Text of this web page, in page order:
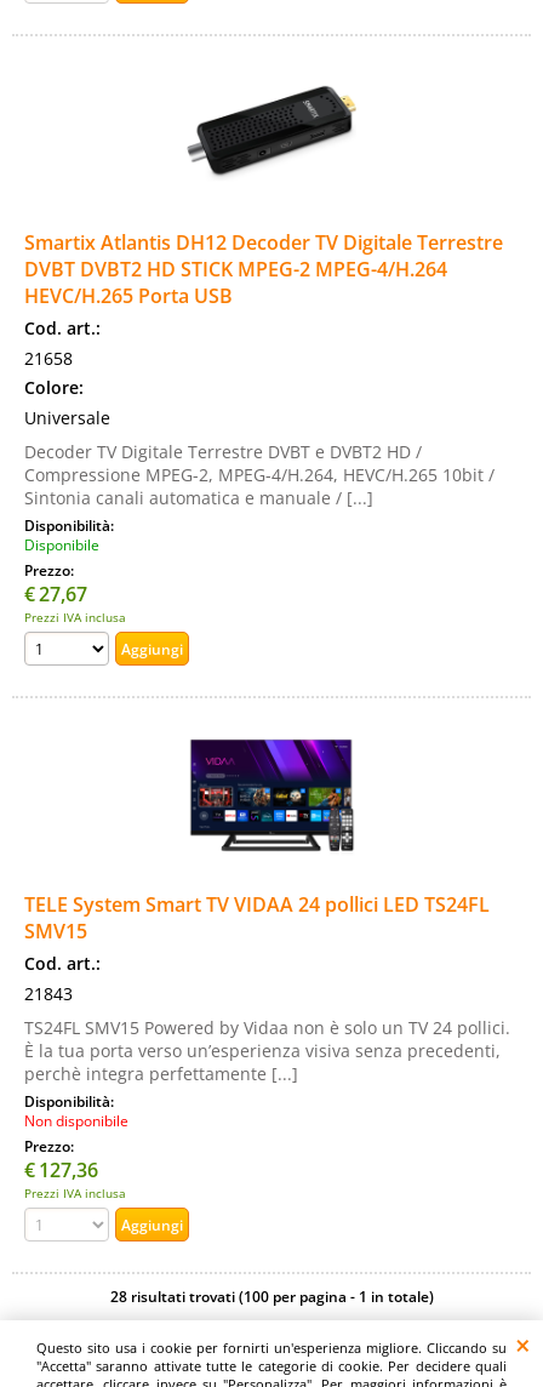
Questo sito usa i cookie per fornirti un'esperienza migliore. Cliccando su
"Accetta" saranno attivate tutte le categorie di cookie. Per decidere quali
Smartix Atlantis DH12 Decoder TV Digitale Terrestre
DVBT DVBT2 HD STICK MPEG-2 MPEG-4/H.264
HEVC/H.265 Porta USB
Cod. art.:
21658
Colore:
Universale
Decoder TV Digitale Terrestre DVBT e DVBT2 HD /
Compressione MPEG-2, MPEG-4/H.264, HEVC/H.265 10bit /
Sintonia canali automatica e manuale / [...]
Disponibilità:
Disponibile
Prezzo:
€27,67
Prezzi IVA inclusa
TELE System Smart TV VIDAA 24 pollici LED TS24FL
SMV15
Cod. art.:
21843
TS24FL SMV15 Powered by Vidaa non è solo un TV 24 pollici.
È la tua porta verso un’esperienza visiva senza precedenti,
perchè integra perfettamente [...]
Disponibilità:
Non disponibile
Prezzo:
€127,36
Prezzi IVA inclusa
28 risultati trovati (100 per pagina - 1 in totale)
Digitalrama Srl - Via del Centenario, 141/143 - 84084 - Lancusi di Fisciano (SA)
- P.IVA 05130560658 - digitalramasrl@pec.it G4AI1U8